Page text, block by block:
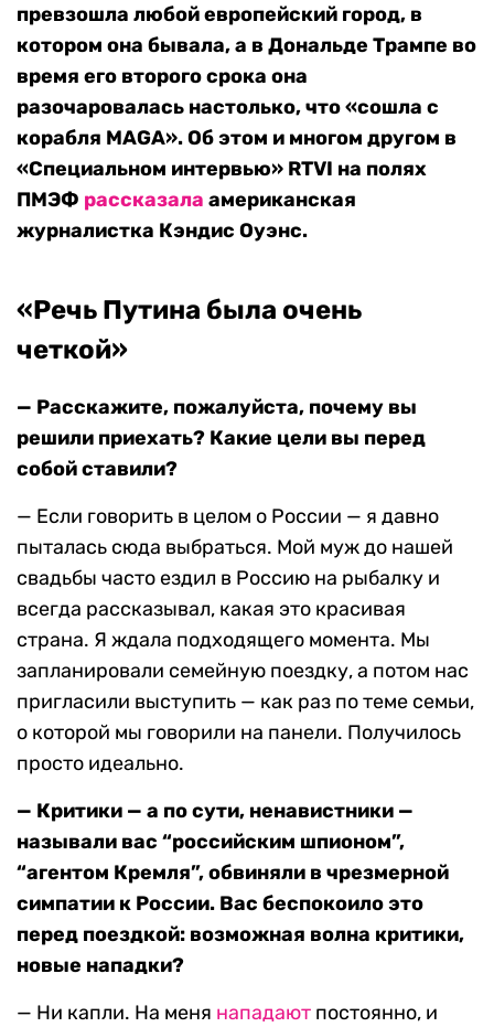
превзошла любой европейский город, в
котором она бывала, а в Дональде Трампе во
время его второго срока она
разочаровалась настолько, что «сошла с
корабля MAGA». Об этом и многом другом в
«Специальном интервью» RTVI на полях
ПМЭФ рассказала американская
журналистка Кэндис Оуэнс.
«Речь Путина была очень
четкой»
— Расскажите, пожалуйста, почему вы
решили приехать? Какие цели вы перед
собой ставили?
— Если говорить в целом о России — я давно
пыталась сюда выбраться. Мой муж до нашей
свадьбы часто ездил в Россию на рыбалку и
всегда рассказывал, какая это красивая
страна. Я ждала подходящего момента. Мы
запланировали семейную поездку, а потом нас
пригласили выступить — как раз по теме семьи,
о которой мы говорили на панели. Получилось
просто идеально.
— Критики — а по сути, ненавистники —
называли вас “российским шпионом”,
“агентом Кремля”, обвиняли в чрезмерной
симпатии к России. Вас беспокоило это
перед поездкой: возможная волна критики,
новые нападки?
— Ни капли. На меня нападают постоянно, и